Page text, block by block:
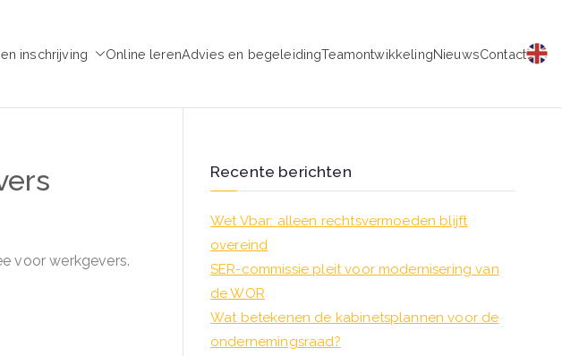
inschrijving Online lerenAdvies en begeleidingTeamontwikkelingNieuwsContact
voor werkgevers.
Recente berichten
Wet Vbar: alleen rechtsvermoeden blijft
overeind
SER-commissie pleit voor modernisering van
de WOR
Wat betekenen de kabinetsplannen voor de
ondernemingsraad?